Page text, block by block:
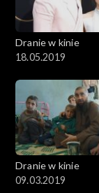
Dranie w kinie
18.05.2019
Dranie w kinie
09.03.2019